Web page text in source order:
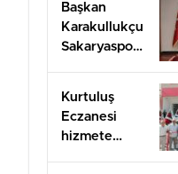
Başkan
Karakullukçu
Sakaryaspor
Kurtuluş
Eczanesi
hizmete